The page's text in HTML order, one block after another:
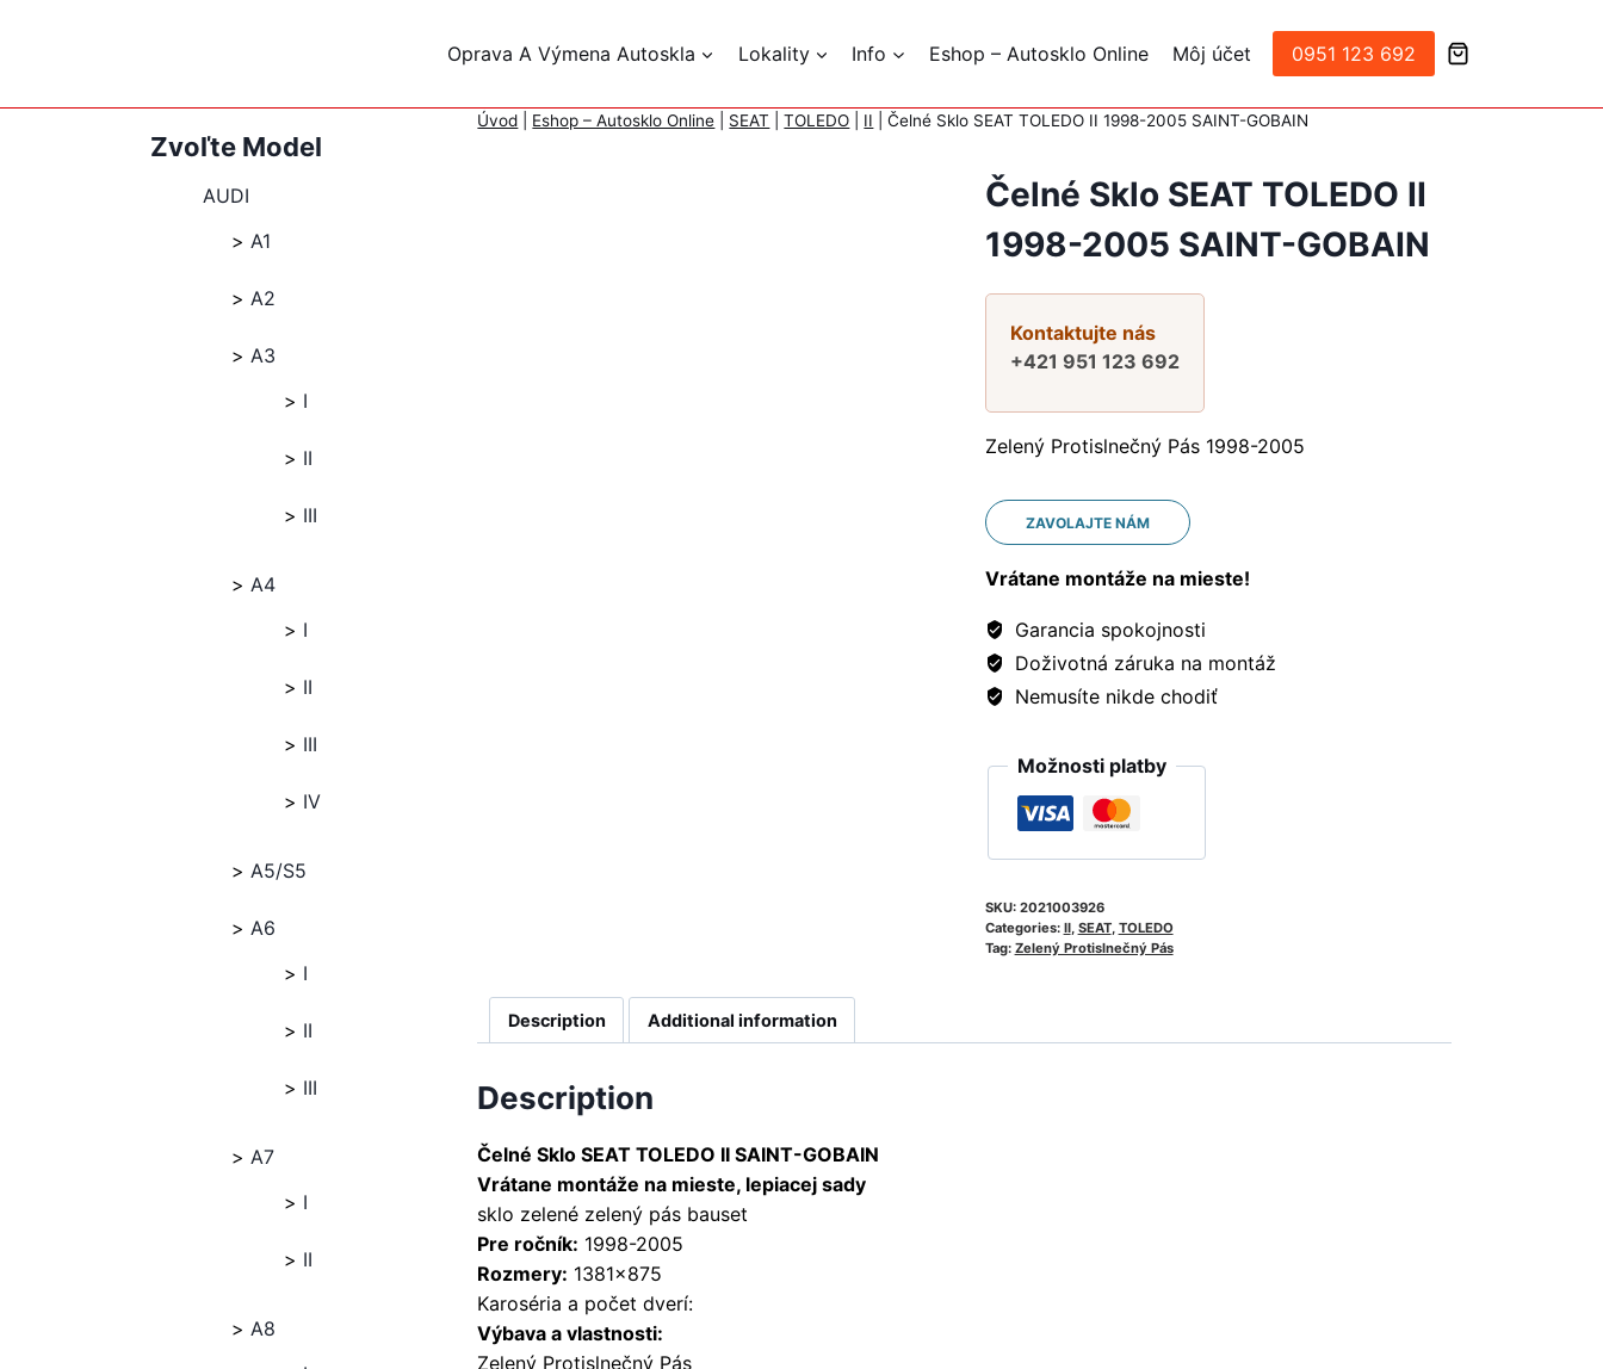
Oprava A Výmena Autoskla Lokality Info Eshop – Autosklo Online Môj účet 0951 123 692
Úvod Eshop – Autosklo Online SEAT |TOLEDO II |Čelné Sklo SEAT TOLEDO II 1998-2005 SAINT-GOBAIN
Čelné Sklo SEAT TOLEDO II
1998-2005 SAINT-GOBAIN
Kontaktujte nás
+421 951 123 692
Zelený Protislnečný Pás 1998-2005
ZAVOLAJTE NÁM
Vrátane montáže na mieste!
Garancia spokojnosti
Doživotná záruka na montáž
Nemusíte nikde chodiť
Možnosti platby
SKU: 2021003926
Categories: II, SEAT, TOLEDO
Tag: Zelený Protislnečný Pás
Description Additional information
Description
Čelné Sklo SEAT TOLEDO II SAINT-GOBAIN
Vrátane montáže na mieste, lepiacej sady
sklo zelené zelený pás bauset
Pre ročník: 1998-2005
Rozmery: 1381×875
Karoséria a počet dverí:
Výbava a vlastnosti:
Zelený Protislnečný Pás
Zvoľte Model
AUDI
A1
A2
A3
I
II
III
A4
I
II
III
IV
A5/S5
A6
I
II
III
A7
I
II
A8